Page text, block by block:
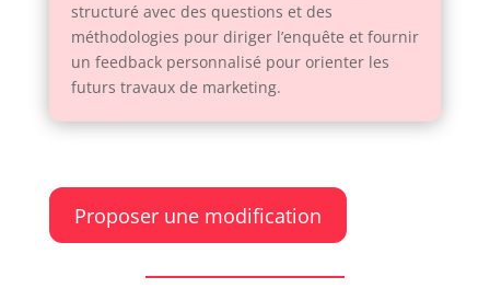
structuré avec des questions et des
méthodologies pour diriger l’enquête et fournir
un feedback personnalisé pour orienter les
futurs travaux de marketing.
Proposer une modification